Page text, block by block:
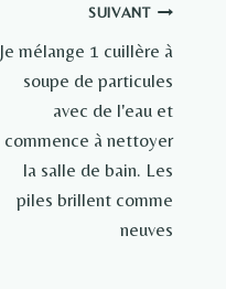
SUIVANT
Je mélange 1 cuillère à
soupe de particules
avec de l'eau et
commence à nettoyer
la salle de bain. Les
piles brillent comme
neuves